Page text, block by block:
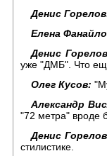
Денис
Елена
Денис
уже "ДМБ". Что
Олег Кусов:
Александр
"72 метра" вроде
Денис
стилистике.